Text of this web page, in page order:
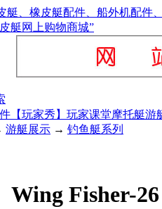
【玩家秀】 玩家课堂摩托艇游
游艇展示 → 钓鱼艇系列
Wing Fisher-